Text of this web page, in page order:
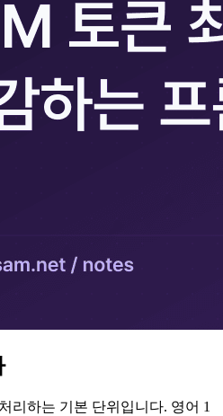
리하는 기본 단위입니다. 영어 1